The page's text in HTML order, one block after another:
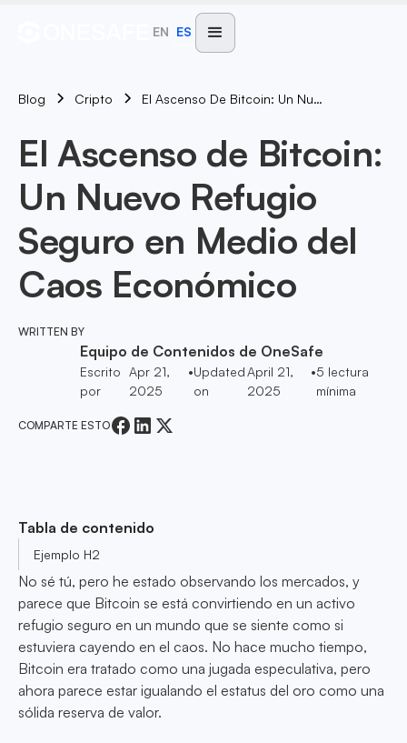
EN ES
Blog Cripto El Ascenso De Bitcoin: Un Nuevo Refugio Seguro En Medio Del Caos Económico
El Ascenso de Bitcoin:
Un Nuevo Refugio
Seguro en Medio del
Caos Económico
WRITTEN BY
Equipo de Contenidos de OneSafe
Escrito
por
Apr 21,
2025
•Updated
on
April 21,
2025
•5 lectura
mínima
COMPARTE ESTO
Tabla de contenido
Ejemplo H2
No sé tú, pero he estado observando los mercados, y
parece que Bitcoin se está convirtiendo en un activo
refugio seguro en un mundo que se siente como si
estuviera cayendo en el caos. No hace mucho tiempo,
Bitcoin era tratado como una jugada especulativa, pero
ahora parece estar igualando el estatus del oro como una
sólida reserva de valor.